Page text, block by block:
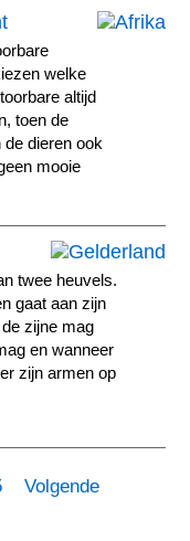
welke
altijd
toen de
dieren ook
mooie
twee heuvels.
gaat aan zijn
zijne mag
en wanneer
zijn armen op
Volgende